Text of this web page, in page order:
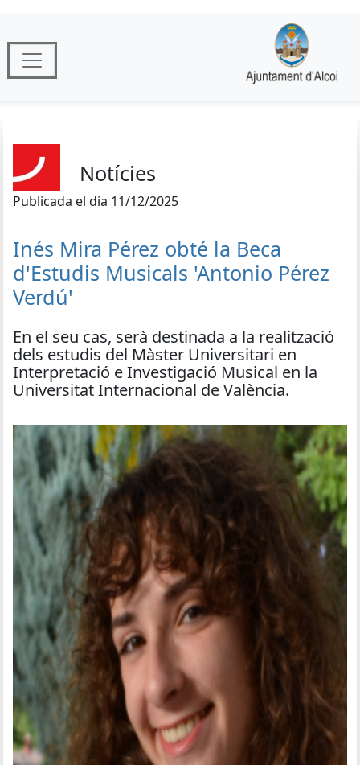
Notícies
Publicada el dia 11/12/2025
Inés Mira Pérez obté la Beca
d'Estudis Musicals 'Antonio Pérez
Verdú'
En el seu cas, serà destinada a la realització
dels estudis del Màster Universitari en
Interpretació e Investigació Musical en la
Universitat Internacional de València.